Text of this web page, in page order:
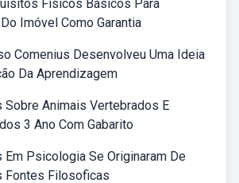
Físicos Básicos Para
Imóvel Como Garantia
Comenius Desenvolveu Uma Ideia
Da Aprendizagem
Sobre Animais Vertebrados E
3 Ano Com Gabarito
Em Psicologia Se Originaram De
Fontes Filosoficas